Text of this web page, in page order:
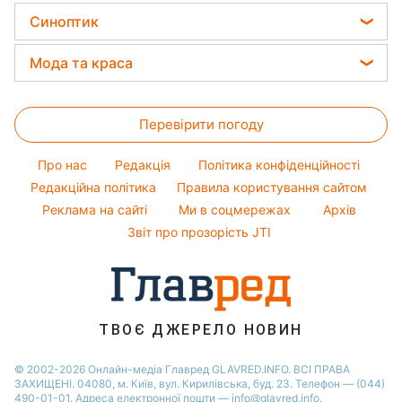
Ані Лорак
Алла Пугачова
Максим Галкін
Настя Каменських
Новини Львова
Новини Дніпра
Новини Тернополя
Новини Харкова
Новини Полтави
Оптичні ілюзії
Народні прикмети
Авто
Прання
Ціни на продукти
Грошова допомога
Тарифи
Синоптик
Прогноз погоди
Магнітні бурі
Погода на сьогодні
Погода на завтра
Пилова буря
Мода та краса
Фарбування волосся
Гарний манікюр
Модні помилки
Новини моди
Поради від Андре Тана
Перевірити погоду
Про нас Редакція
Політика конфіденційності
Редакційна політика
Правила користування сайтом
Реклама на сайті
Ми в соцмережах
Архів
Звіт про прозорість JTI
ТВОЄ ДЖЕРЕЛО НОВИН
© 2002-2026 Онлайн-медіа Главред GLAVRED.INFO. ВСІ ПРАВА
ЗАХИЩЕНІ. 04080, м. Київ, вул. Кирилівська, буд. 23. Телефон — (044)
490-01-01. Адреса електронної пошти — info@glavred.info.